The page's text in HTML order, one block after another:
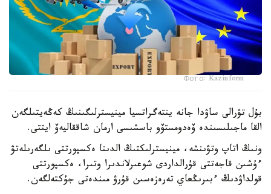
Фото: Kazinform
بۇل تۋرالى ساۋدا جانە ينتەگراتسيا مينيسترلىگىنىڭ كەڭەيتىلگەن
القا ماجىلىسىندە ۆەدومستۆو باسشىسى ارمان شاققاليەۆ ايتتى.
ونىڭ اتاپ وتۋىنشە، مينيسترلىكتىڭ الدىنا ەكسپورتتى ىلگەرىلەتۋ
ءۇشىن قاجەتتى قۇرالداردى شوعىرلاندىرا وتىرا، ەكسپورتتى
قولداۋدىڭ ءبىرىڭعاي تەرەزەسىن قۇرۋ مىندەتى جۇكتەلگەن.